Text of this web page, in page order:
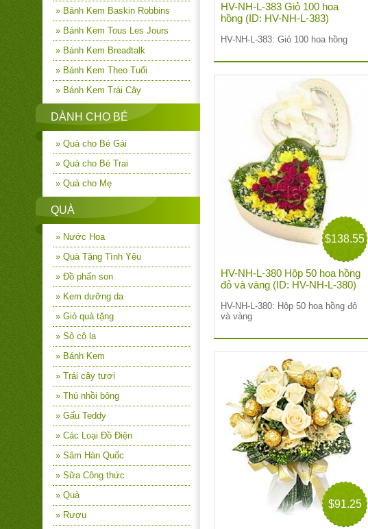
» Bánh Kem Baskin Robbins
» Bánh Kem Tous Les Jours
» Bánh Kem Breadtalk
» Bánh Kem Theo Tuổi
» Bánh Kem Trái Cây
DÀNH CHO BÉ
» Quà cho Bé Gái
» Quà cho Bé Trai
» Quà cho Mẹ
QUÀ
» Nước Hoa
» Quà Tặng Tình Yêu
» Đồ phấn son
» Kem dưỡng da
» Giỏ quà tặng
» Sô cô la
» Bánh Kem
» Trái cây tươi
» Thú nhồi bông
» Gấu Teddy
» Các Loại Đồ Điện
» Sâm Hàn Quốc
» Sữa Công thức
» Quà
» Rượu
HV-NH-L-383 Giỏ 100 hoa
hồng (ID: HV-NH-L-383)
HV-NH-L-383: Giỏ 100 hoa hồng
$138.55
HV-NH-L-380 Hộp 50 hoa hồng
đỏ và vàng (ID: HV-NH-L-380)
HV-NH-L-380: Hộp 50 hoa hồng đỏ
và vàng
$91.25